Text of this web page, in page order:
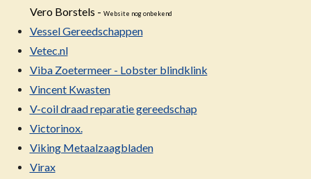
Vero Borstels - Website nog onbekend
Vessel Gereedschappen
Vetec.nl
Viba Zoetermeer - Lobster blindklink
Vincent Kwasten
V-coil draad reparatie gereedschap
Victorinox.
Viking Metaalzaagbladen
Virax